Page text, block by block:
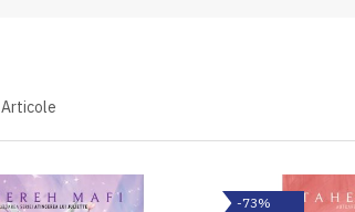
Articole
-73%